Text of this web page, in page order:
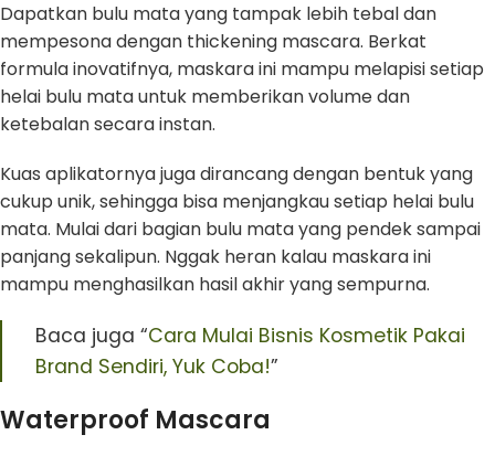
Dapatkan bulu mata yang tampak lebih tebal dan
mempesona dengan thickening mascara. Berkat
formula inovatifnya, maskara ini mampu melapisi setiap
helai bulu mata untuk memberikan volume dan
ketebalan secara instan.
Kuas aplikatornya juga dirancang dengan bentuk yang
cukup unik, sehingga bisa menjangkau setiap helai bulu
mata. Mulai dari bagian bulu mata yang pendek sampai
panjang sekalipun. Nggak heran kalau maskara ini
mampu menghasilkan hasil akhir yang sempurna.
Baca juga “Cara Mulai Bisnis Kosmetik Pakai
Brand Sendiri, Yuk Coba!”
Waterproof Mascara